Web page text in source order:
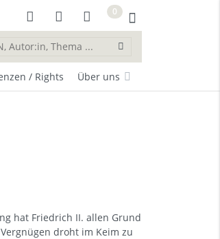
0
/ Rights Über uns
hat Friedrich II. allen Grund
droht im Keim zu